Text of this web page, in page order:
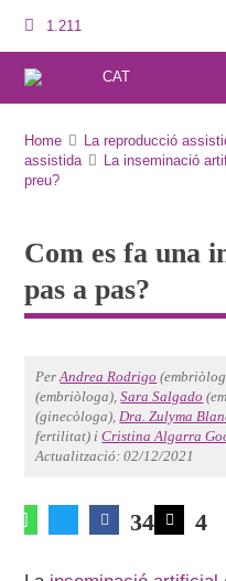
1.211
CAT
Home La reproducció
assistida
La inseminació
preu?
Com es fa una
pas a pas?
PerAndrea Rodrigo
(embriòloga),Sara Salgado
(ginecòloga),Dra. Zulyma
fertilitat) iCristina Algarra
Actualització: 02/12/2021
34 4